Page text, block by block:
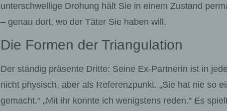
unterschwellige Drohung hält Sie in einem Zustand
– genau dort, wo der Täter Sie haben will.
Die Formen der Triangulation
Der ständig präsente Dritte: Seine Ex-Partnerin ist in
nicht physisch, aber als Referenzpunkt. „Sie hat nie so
gemacht.“ „Mit ihr konnte ich wenigstens reden.“ Es